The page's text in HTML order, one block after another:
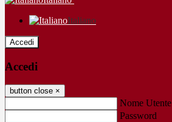
Italiano
Accedi
Accedi
button close ×
Nome Utente
Password